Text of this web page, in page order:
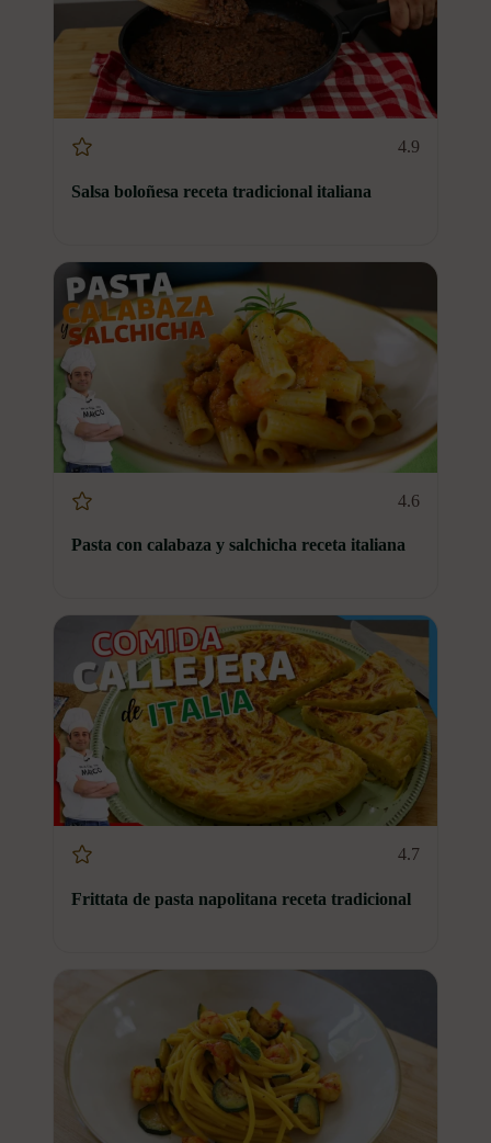
4.9
Salsa boloñesa receta tradicional italiana
4.6
Pasta con calabaza y salchicha receta italiana
4.7
Frittata de pasta napolitana receta tradicional